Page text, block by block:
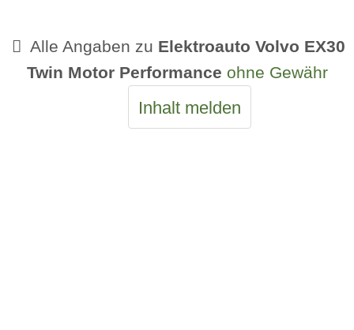
Alle Angaben zu Elektroauto Volvo EX30
Twin Motor Performance ohne Gewähr
Inhalt melden